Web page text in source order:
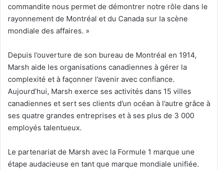
commandite nous permet de démontrer notre rôle dans le
rayonnement de Montréal et du Canada sur la scène
mondiale des affaires. »
Depuis l’ouverture de son bureau de Montréal en 1914,
Marsh aide les organisations canadiennes à gérer la
complexité et à façonner l’avenir avec confiance.
Aujourd’hui, Marsh exerce ses activités dans 15 villes
canadiennes et sert ses clients d’un océan à l’autre grâce à
ses quatre grandes entreprises et à ses plus de 3 000
employés talentueux.
Le partenariat de Marsh avec la Formule 1 marque une
étape audacieuse en tant que marque mondiale unifiée.